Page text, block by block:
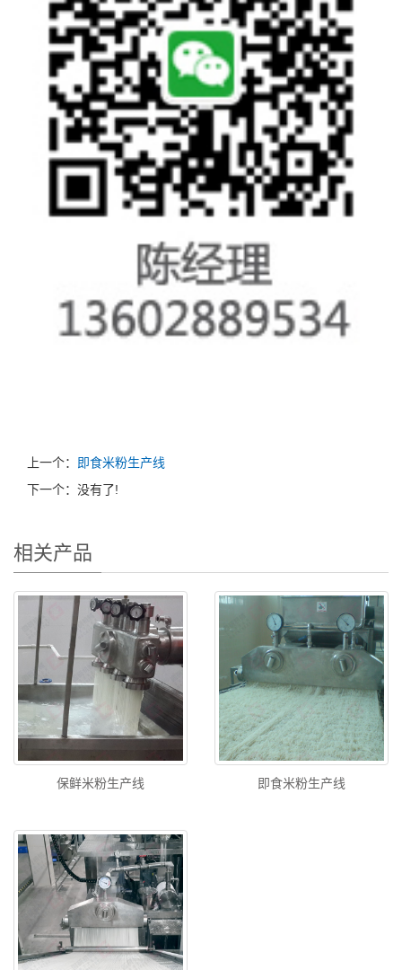
上一个： 即食米粉生产线
下一个：没有了!
相关产品
保鲜米粉生产线 即食米粉生产线